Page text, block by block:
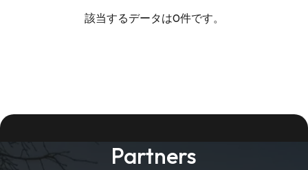
該当するデータは0件です。
Partners